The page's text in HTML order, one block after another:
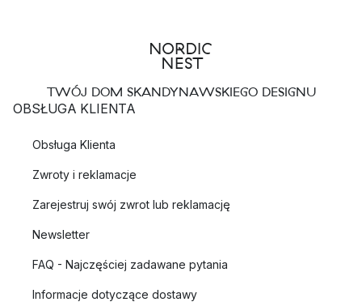
TWÓJ DOM SKANDYNAWSKIEGO DESIGNU
OBSŁUGA KLIENTA
Obsługa Klienta
Zwroty i reklamacje
Zarejestruj swój zwrot lub reklamację
Newsletter
FAQ - Najczęściej zadawane pytania
Informacje dotyczące dostawy